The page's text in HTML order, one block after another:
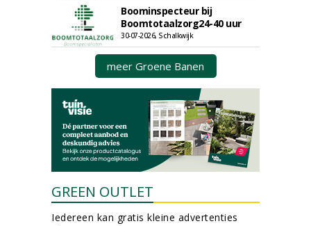
Boominspecteur bij
Boomtotaalzorg24-40 uur
30-07-2026, Schalkwijk
meer Groene Banen
GREEN OUTLET
Iedereen kan gratis kleine advertenties